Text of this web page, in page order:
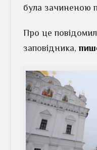
була зачиненою
Про це
заповідника,